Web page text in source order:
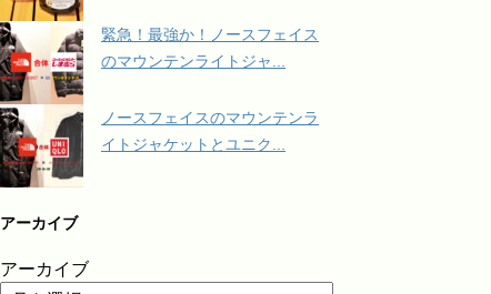
緊急！最強か！ノースフェイス
のマウンテンライトジャ...
ノースフェイスのマウンテンラ
イトジャケットとユニク...
アーカイブ
アーカイブ